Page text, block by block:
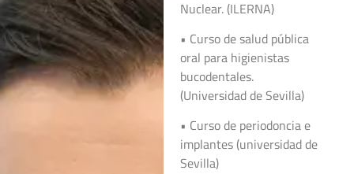
Nuclear. (ILERNA)
• Curso de salud pública
oral para higienistas
bucodentales.
(Universidad de Sevilla)
• Curso de periodoncia e
implantes (universidad de
Sevilla)